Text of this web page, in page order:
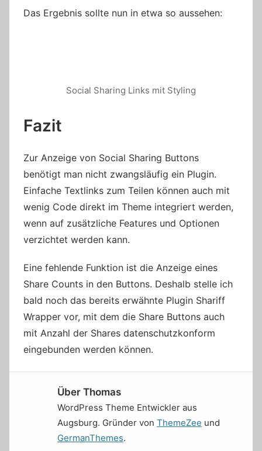
Das Ergebnis sollte nun in etwa so aussehen:
Social Sharing Links mit Styling
Fazit
Zur Anzeige von Social Sharing Buttons
benötigt man nicht zwangsläufig ein Plugin.
Einfache Textlinks zum Teilen können auch mit
wenig Code direkt im Theme integriert werden,
wenn auf zusätzliche Features und Optionen
verzichtet werden kann.
Eine fehlende Funktion ist die Anzeige eines
Share Counts in den Buttons. Deshalb stelle ich
bald noch das bereits erwähnte Plugin Shariff
Wrapper vor, mit dem die Share Buttons auch
mit Anzahl der Shares datenschutzkonform
eingebunden werden können.
Über Thomas
WordPress Theme Entwickler aus
Augsburg. Gründer von ThemeZee und
GermanThemes.